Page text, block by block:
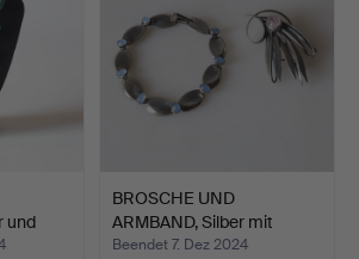
und
BROSCHE UND
ARMBAND, Silber mit
Steinen im…
Beendet 7. Dez 2024